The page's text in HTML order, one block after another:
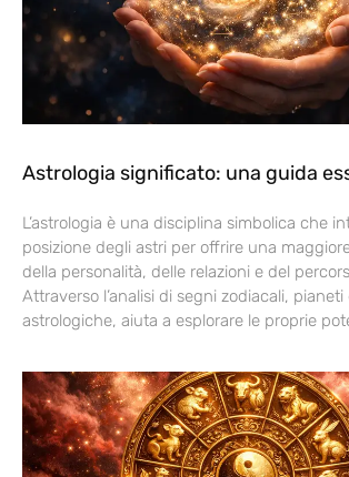
Astrologia significato: una guida
L’astrologia è una disciplina simbolica che
posizione degli astri per offrire una
della personalità, delle relazioni e del
Attraverso l’analisi di segni zodiacali, pianeti
astrologiche, aiuta a esplorare le proprie